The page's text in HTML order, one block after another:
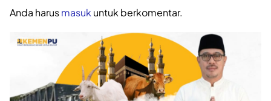
Anda harusmasukuntuk berkomentar.